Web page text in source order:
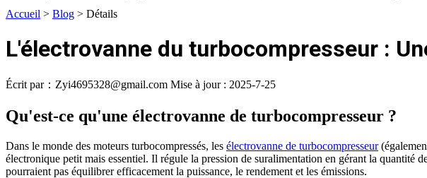
Accueil > Blog > Détails
L'électrovanne du turbocompresseur :
Écrit par：Zyi4695328@gmail.com Mise à jour : 2025-7-25
Qu'est-ce qu'une électrovanne de turbocompresseur ?
Dans le monde des moteurs turbocompressés, les électrovanne de turbocompresseur
électronique petit mais essentiel. Il régule la pression de suralimentation en gérant la quantité
pourraient pas équilibrer efficacement la puissance, le rendement et les émissions.